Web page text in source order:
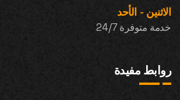
الاثنين - الأحد
خدمة متوفرة 24/7
روابط مفيدة